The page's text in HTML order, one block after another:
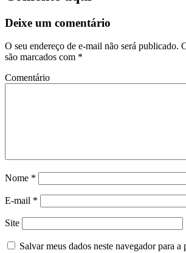
Deixe um comentário
O seu endereço de e-mail não será publicado.
são marcados com *
Comentário
Nome *
E-mail *
Site
Salvar meus dados neste navegador para